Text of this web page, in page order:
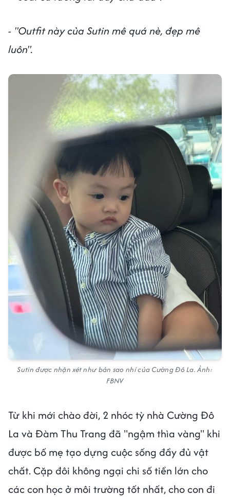
- "Outfit này của Sutin mê quá nè, đẹp mê
luôn".
Sutin được nhận xét như bản sao nhí của Cường Đô La. Ảnh:
FBNV
Từ khi mới chào đời, 2 nhóc tỳ nhà Cường Đô
La và Đàm Thu Trang đã "ngậm thìa vàng" khi
được bố mẹ tạo dựng cuộc sống đầy đủ vật
chất. Cặp đôi không ngại chi số tiền lớn cho
các con học ở môi trường tốt nhất, cho con đi